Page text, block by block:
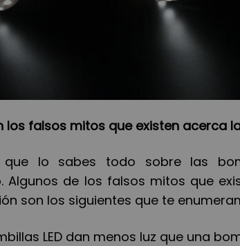
los falsos mitos que existen acerca
que lo sabes todo sobre las
Algunos de los falsos mitos que
son los siguientes que te
LED dan menos luz que una